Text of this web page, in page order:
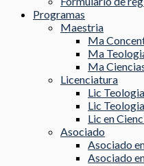
Programas
Maestria
Ma
Ma
Ma
Licenciatura
Lic
Lic
Lic en
Asociado
Asociado
Asociado